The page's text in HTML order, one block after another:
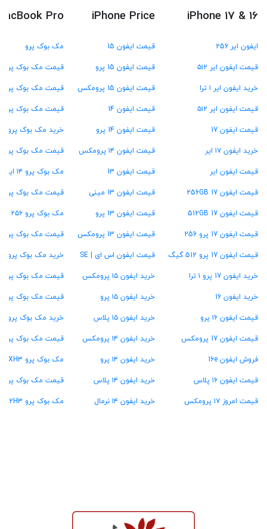
iPhone 17 & 16
ایفون ایر 256
قیمت ایفون ایر ۵۱۲
خرید ایفون ایر ۱ ترا
قیمت ایفون ایر ۵۱۲
قیمت ایفون 17
خرید ایفون ۱۷ ایر
قیمت ایفون ایر
قیمت ایفون 17 256GB
قیمت ایفون 17 512GB
قیمت ایفون 17 پرو 256
قیمت ایفون 17 پرو 512 گیگ
خرید ایفون 17 پرو ۱ ترا
خرید ایفون 16
قیمت ایفون ۱۶ پرو
قیمت ایفون 17 پرومکس
فروش ایفون 16e
قیمت ایفون ۱۶ پلاس
قیمت امروز ۱۷ پرومکس
iPhone Price
قیمت ایفون 15
قیمت ایفون 15 پرو
قیمت ایفون 15 پرومکس
قیمت ایفون 14
قیمت ایفون 14 پرو
قیمت ایفون ۱۴ پرومکس
قیمت ایفون 13
قیمت ایفون 13 مینی
قیمت ایفون 13 پرو
قیمت ایفون 13 پرومکس
قیمت ایفون اس ای | SE
خرید ایفون ۱۵ پرومکس
خرید ایفون ۱۵ پرو
خرید ایفون ۱۵ پلاس
خرید ایفون ۱۴ پرومکس
خرید ایفون ۱۴ پرو
خرید ایفون ۱۴ پلاس
خرید ایفون ۱۴ نرمال
Pro
مک بوک پرو
قیمت مک بوک پرو M4
قیمت مک بوک پرو M3
قیمت مک بوک پرو M2
خرید مک بوک پرو M1
قیمت مک بوک پرو ۱۳ اینچ
مک بوک پرو ۱۴ اینچ
قیمت مک بوک پرو ۱۶ اینچ
مک بوک پرو ۲۵۶ گیگ
قیمت مک بوک پرو ۵۱۲ گیگ
خرید مک بوک پرو ۱ ترابایت
قیمت مک بوک پرو ۱۶ گیگ رام
قیمت مک بوک پرو ۲۴ گیگ رام
خرید مک بوک پرو ۳۶ گیگ رام
قیمت مک بوک پرو ۴۸ گیگ رام
مک بوک پرو MXH3
قیمت مک بوک پرو MW2U3
مک بوک پرو MX2H3